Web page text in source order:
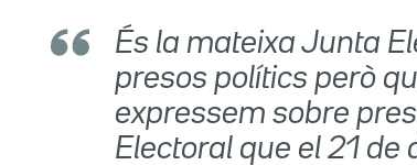
És la mateixa Junta
presos polítics però
expressem sobre
Electoral que el 21